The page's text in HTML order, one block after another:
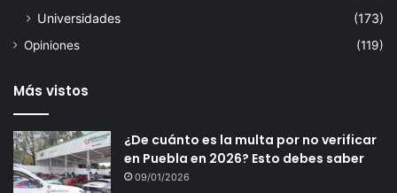
Universidades
(173)
Opiniones (119)
Más vistos
¿De cuánto es la multa por no verificar
en Puebla en 2026? Esto debes saber
09/01/2026